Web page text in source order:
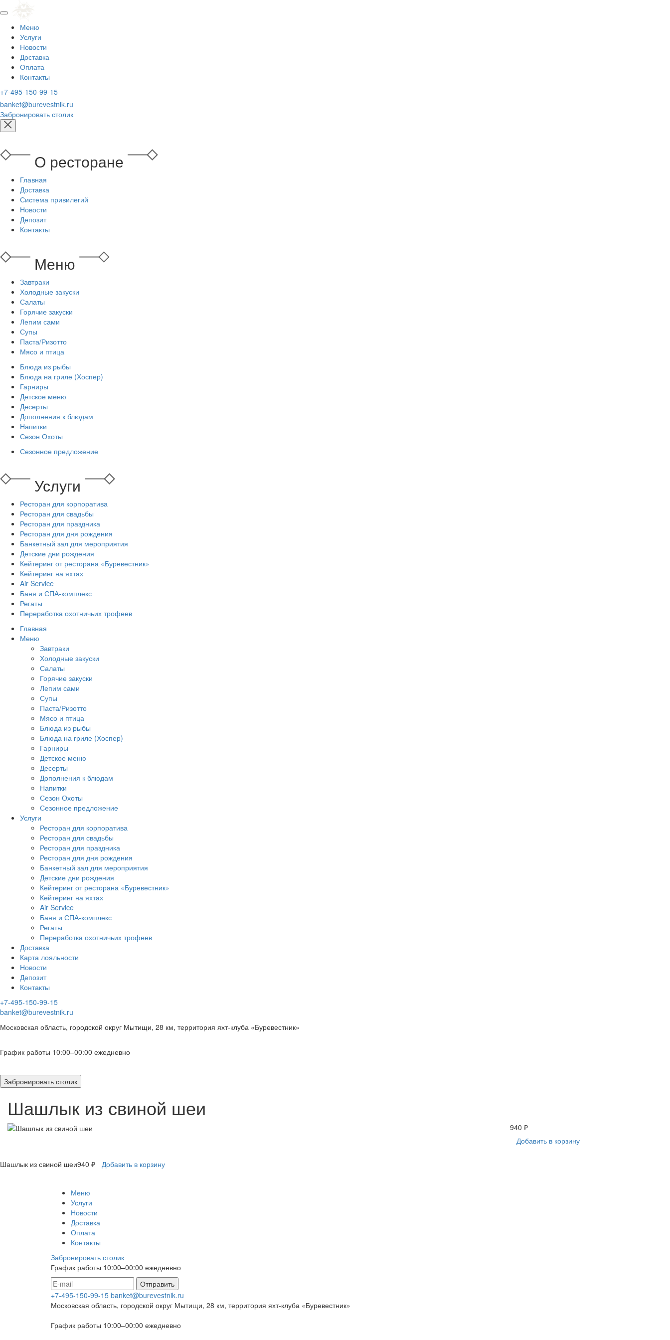
Меню
Услуги
Новости
Доставка
Оплата
Контакты
+7-495-150-99-15
banket@burevestnik.ru
Забронировать столик
О ресторане
Главная
Доставка
Система привилегий
Новости
Депозит
Контакты
Меню
Завтраки
Холодные закуски
Салаты
Горячие закуски
Лепим сами
Супы
Паста/Ризотто
Мясо и птица
Блюда из рыбы
Блюда на гриле (Хоспер)
Гарниры
Детское меню
Десерты
Дополнения к блюдам
Напитки
Сезон Охоты
Сезонное предложение
Услуги
Ресторан для корпоратива
Ресторан для свадьбы
Ресторан для праздника
Ресторан для дня рождения
Банкетный зал для мероприятия
Детские дни рождения
Кейтеринг от ресторана «Буревестник»
Кейтеринг на яхтах
Air Service
Баня и СПА-комплекс
Регаты
Переработка охотничьих трофеев
Главная
Меню
Завтраки
Холодные закуски
Салаты
Горячие закуски
Лепим сами
Супы
Паста/Ризотто
Мясо и птица
Блюда из рыбы
Блюда на гриле (Хоспер)
Гарниры
Детское меню
Десерты
Дополнения к блюдам
Напитки
Сезон Охоты
Сезонное предложение
Услуги
Ресторан для корпоратива
Ресторан для свадьбы
Ресторан для праздника
Ресторан для дня рождения
Банкетный зал для мероприятия
Детские дни рождения
Кейтеринг от ресторана «Буревестник»
Кейтеринг на яхтах
Air Service
Баня и СПА-комплекс
Регаты
Переработка охотничьих трофеев
Доставка
Карта лояльности
Новости
Депозит
Контакты
+7-495-150-99-15
banket@burevestnik.ru
Московская область, городской округ Мытищи, 28 км, территория яхт-клуба «Буревестник»
График работы 10:00–00:00 ежедневно
Забронировать столик
Шашлык из свиной шеи
940 ₽
Добавить в корзину
Шашлык из свиной шеи940 ₽ Добавить в корзину
Меню
Услуги
Новости
Доставка
Оплата
Контакты
Забронировать столик
График работы 10:00–00:00 ежедневно
Отправить
+7-495-150-99-15 banket@burevestnik.ru
Московская область, городской округ Мытищи, 28 км, территория яхт-клуба «Буревестник»
График работы 10:00–00:00 ежедневно